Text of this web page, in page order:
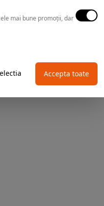
mai bune promoții, dar
Accepta toate